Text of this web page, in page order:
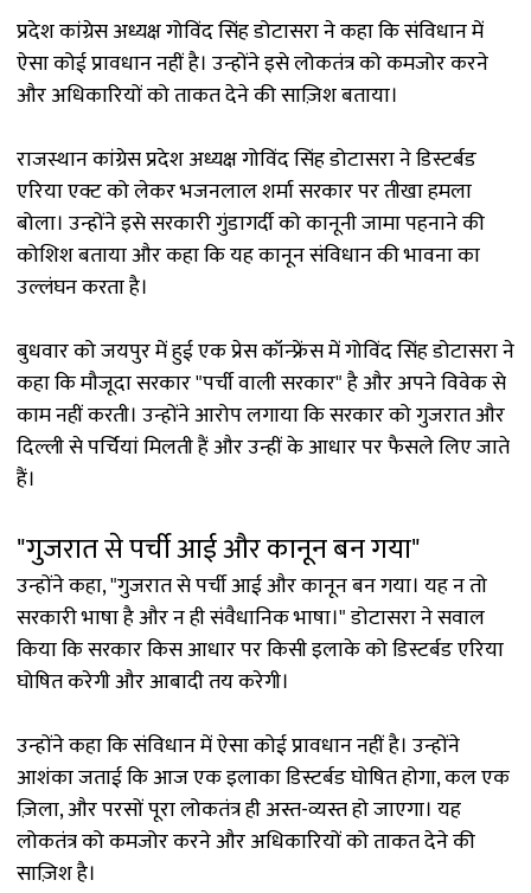
प्रदेश कांग्रेस अध्यक्ष गोविंद सिंह डोटासरा ने कहा कि संविधान में
ऐसा कोई प्रावधान नहीं है। उन्होंने इसे लोकतंत्र को कमजोर करने
और अधिकारियों को ताकत देने की साज़िश बताया।
राजस्थान कांग्रेस प्रदेश अध्यक्ष गोविंद सिंह डोटासरा ने डिस्टर्बड
एरिया एक्ट को लेकर भजनलाल शर्मा सरकार पर तीखा हमला
बोला। उन्होंने इसे सरकारी गुंडागर्दी को कानूनी जामा पहनाने की
कोशिश बताया और कहा कि यह कानून संविधान की भावना का
उल्लंघन करता है।
बुधवार को जयपुर में हुई एक प्रेस कॉन्फ्रेंस में गोविंद सिंह डोटासरा ने
कहा कि मौजूदा सरकार "पर्ची वाली सरकार" है और अपने विवेक से
काम नहीं करती। उन्होंने आरोप लगाया कि सरकार को गुजरात और
दिल्ली से पर्चियां मिलती हैं और उन्हीं के आधार पर फैसले लिए जाते
हैं।
"गुजरात से पर्ची आई और कानून बन गया"
उन्होंने कहा, "गुजरात से पर्ची आई और कानून बन गया। यह न तो
सरकारी भाषा है और न ही संवैधानिक भाषा।" डोटासरा ने सवाल
किया कि सरकार किस आधार पर किसी इलाके को डिस्टर्बड एरिया
घोषित करेगी और आबादी तय करेगी।
उन्होंने कहा कि संविधान में ऐसा कोई प्रावधान नहीं है। उन्होंने
आशंका जताई कि आज एक इलाका डिस्टर्बड घोषित होगा, कल एक
ज़िला, और परसों पूरा लोकतंत्र ही अस्त-व्यस्त हो जाएगा। यह
लोकतंत्र को कमजोर करने और अधिकारियों को ताकत देने की
साज़िश है।